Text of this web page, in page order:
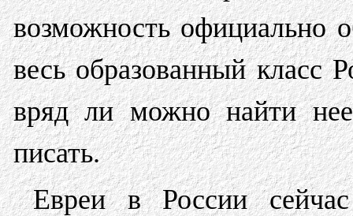
возможность официально
весь образованный класс
вряд ли можно найти
писать.
Евреи в России